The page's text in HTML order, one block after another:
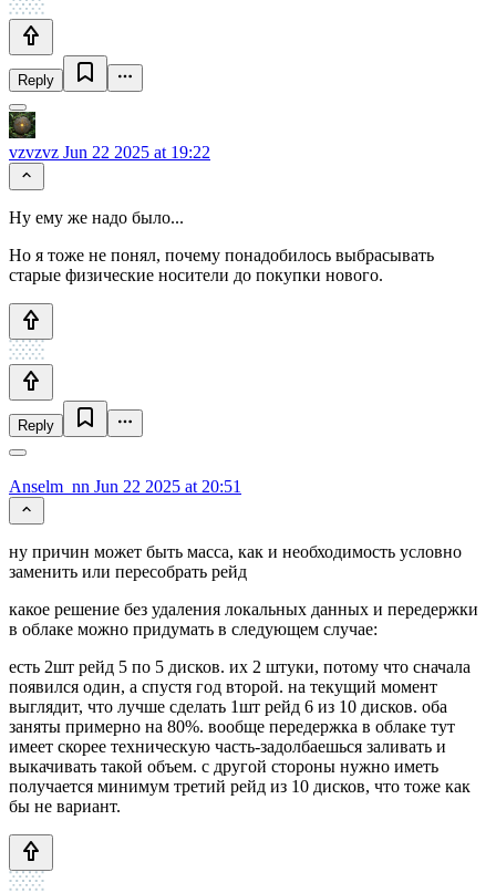
Reply
vzvzvz Jun 22 2025 at 19:22
Ну ему же надо было...
Но я тоже не понял, почему понадобилось выбрасывать
старые физические носители до покупки нового.
Reply
Anselm_nn Jun 22 2025 at 20:51
ну причин может быть масса, как и необходимость условно
заменить или пересобрать рейд
какое решение без удаления локальных данных и передержки
в облаке можно придумать в следующем случае:
есть 2шт рейд 5 по 5 дисков. их 2 штуки, потому что сначала
появился один, а спустя год второй. на текущий момент
выглядит, что лучше сделать 1шт рейд 6 из 10 дисков. оба
заняты примерно на 80%. вообще передержка в облаке тут
имеет скорее техническую часть-задолбаешься заливать и
выкачивать такой объем. с другой стороны нужно иметь
получается минимум третий рейд из 10 дисков, что тоже как
бы не вариант.